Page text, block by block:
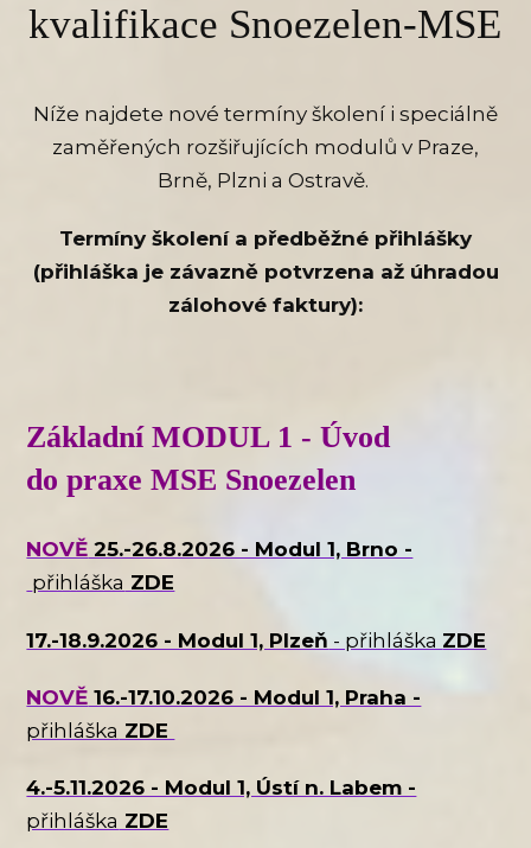
kvalifikace Snoezelen-MSE
Níže najdete nové termíny školení i speciálně
zaměřených rozšiřujících modulů v Praze,
Brně, Plzni a Ostravě.
Termíny školení a předběžné přihlášky
(přihláška je závazně potvrzena až úhradou
zálohové faktury):
Základní MODUL 1 - Úvod
do praxe MSE Snoezelen
NOVĚ 25.-26.8.2026 - Modul 1, Brno -
přihláška ZDE
17.-18.9.2026 - Modul 1, Plzeň - přihláška ZDE
NOVĚ 16.-17.10.2026 - Modul 1, Praha -
přihláška ZDE
4.-5.11.2026 - Modul 1, Ústí n. Labem -
přihláška ZDE